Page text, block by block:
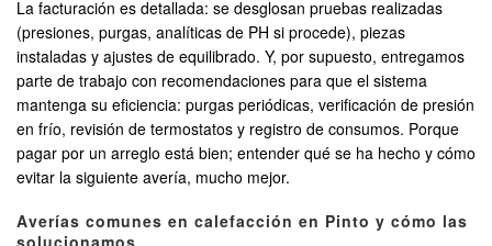
La facturación es detallada: se desglosan pruebas realizadas
(presiones, purgas, analíticas de PH si procede), piezas
instaladas y ajustes de equilibrado. Y, por supuesto, entregamos
parte de trabajo con recomendaciones para que el sistema
mantenga su eficiencia: purgas periódicas, verificación de presión
en frío, revisión de termostatos y registro de consumos. Porque
pagar por un arreglo está bien; entender qué se ha hecho y cómo
evitar la siguiente avería, mucho mejor.
Averías comunes en calefacción en Pinto y cómo las